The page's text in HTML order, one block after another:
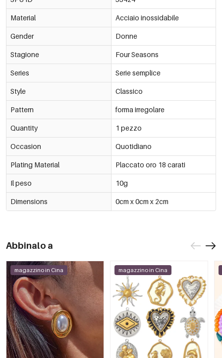
Material Acciaio inossidabile
Gender Donne
Stagione Four Seasons
Series Serie semplice
Style Classico
Pattern forma irregolare
Quantity 1 pezzo
Occasion Quotidiano
Plating Material Placcato oro 18 carati
Il peso 10g
Dimensions 0cm x 0cm x 2cm
Abbinalo a
magazzino in Cina magazzino in Cina